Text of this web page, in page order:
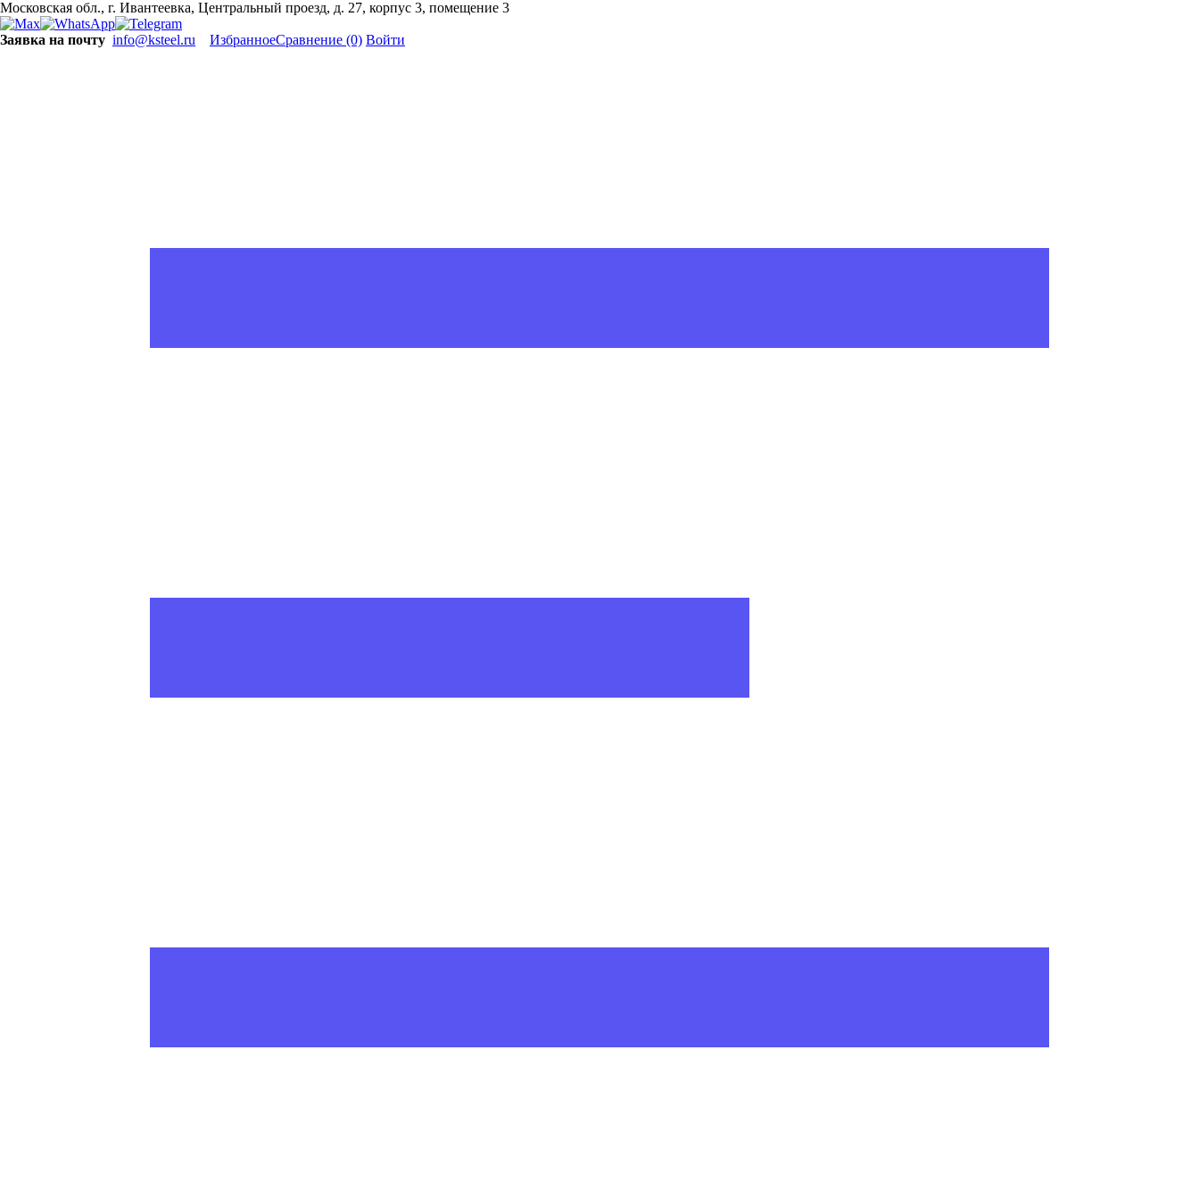
Московская обл., г. Ивантеевка, Центральный проезд, д. 27, корпус 3, помещение 3
Заявка на почту info@ksteel.ru ИзбранноеСравнение (0) Войти